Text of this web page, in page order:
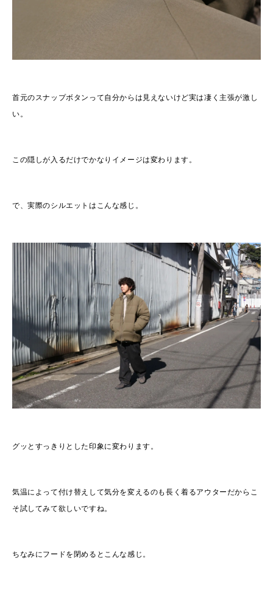
首元のスナップボタンって自分からは見えないけど実は凄く主張が激し
い。
この隠しが入るだけでかなりイメージは変わります。
で、実際のシルエットはこんな感じ。
グッとすっきりとした印象に変わります。
気温によって付け替えして気分を変えるのも長く着るアウターだからこ
そ試してみて欲しいですね。
ちなみにフードを閉めるとこんな感じ。